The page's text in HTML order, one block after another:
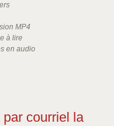
MP4
à lire
en audio
courriel la